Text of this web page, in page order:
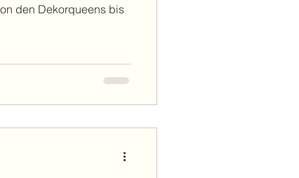
den Dekorqueens bis